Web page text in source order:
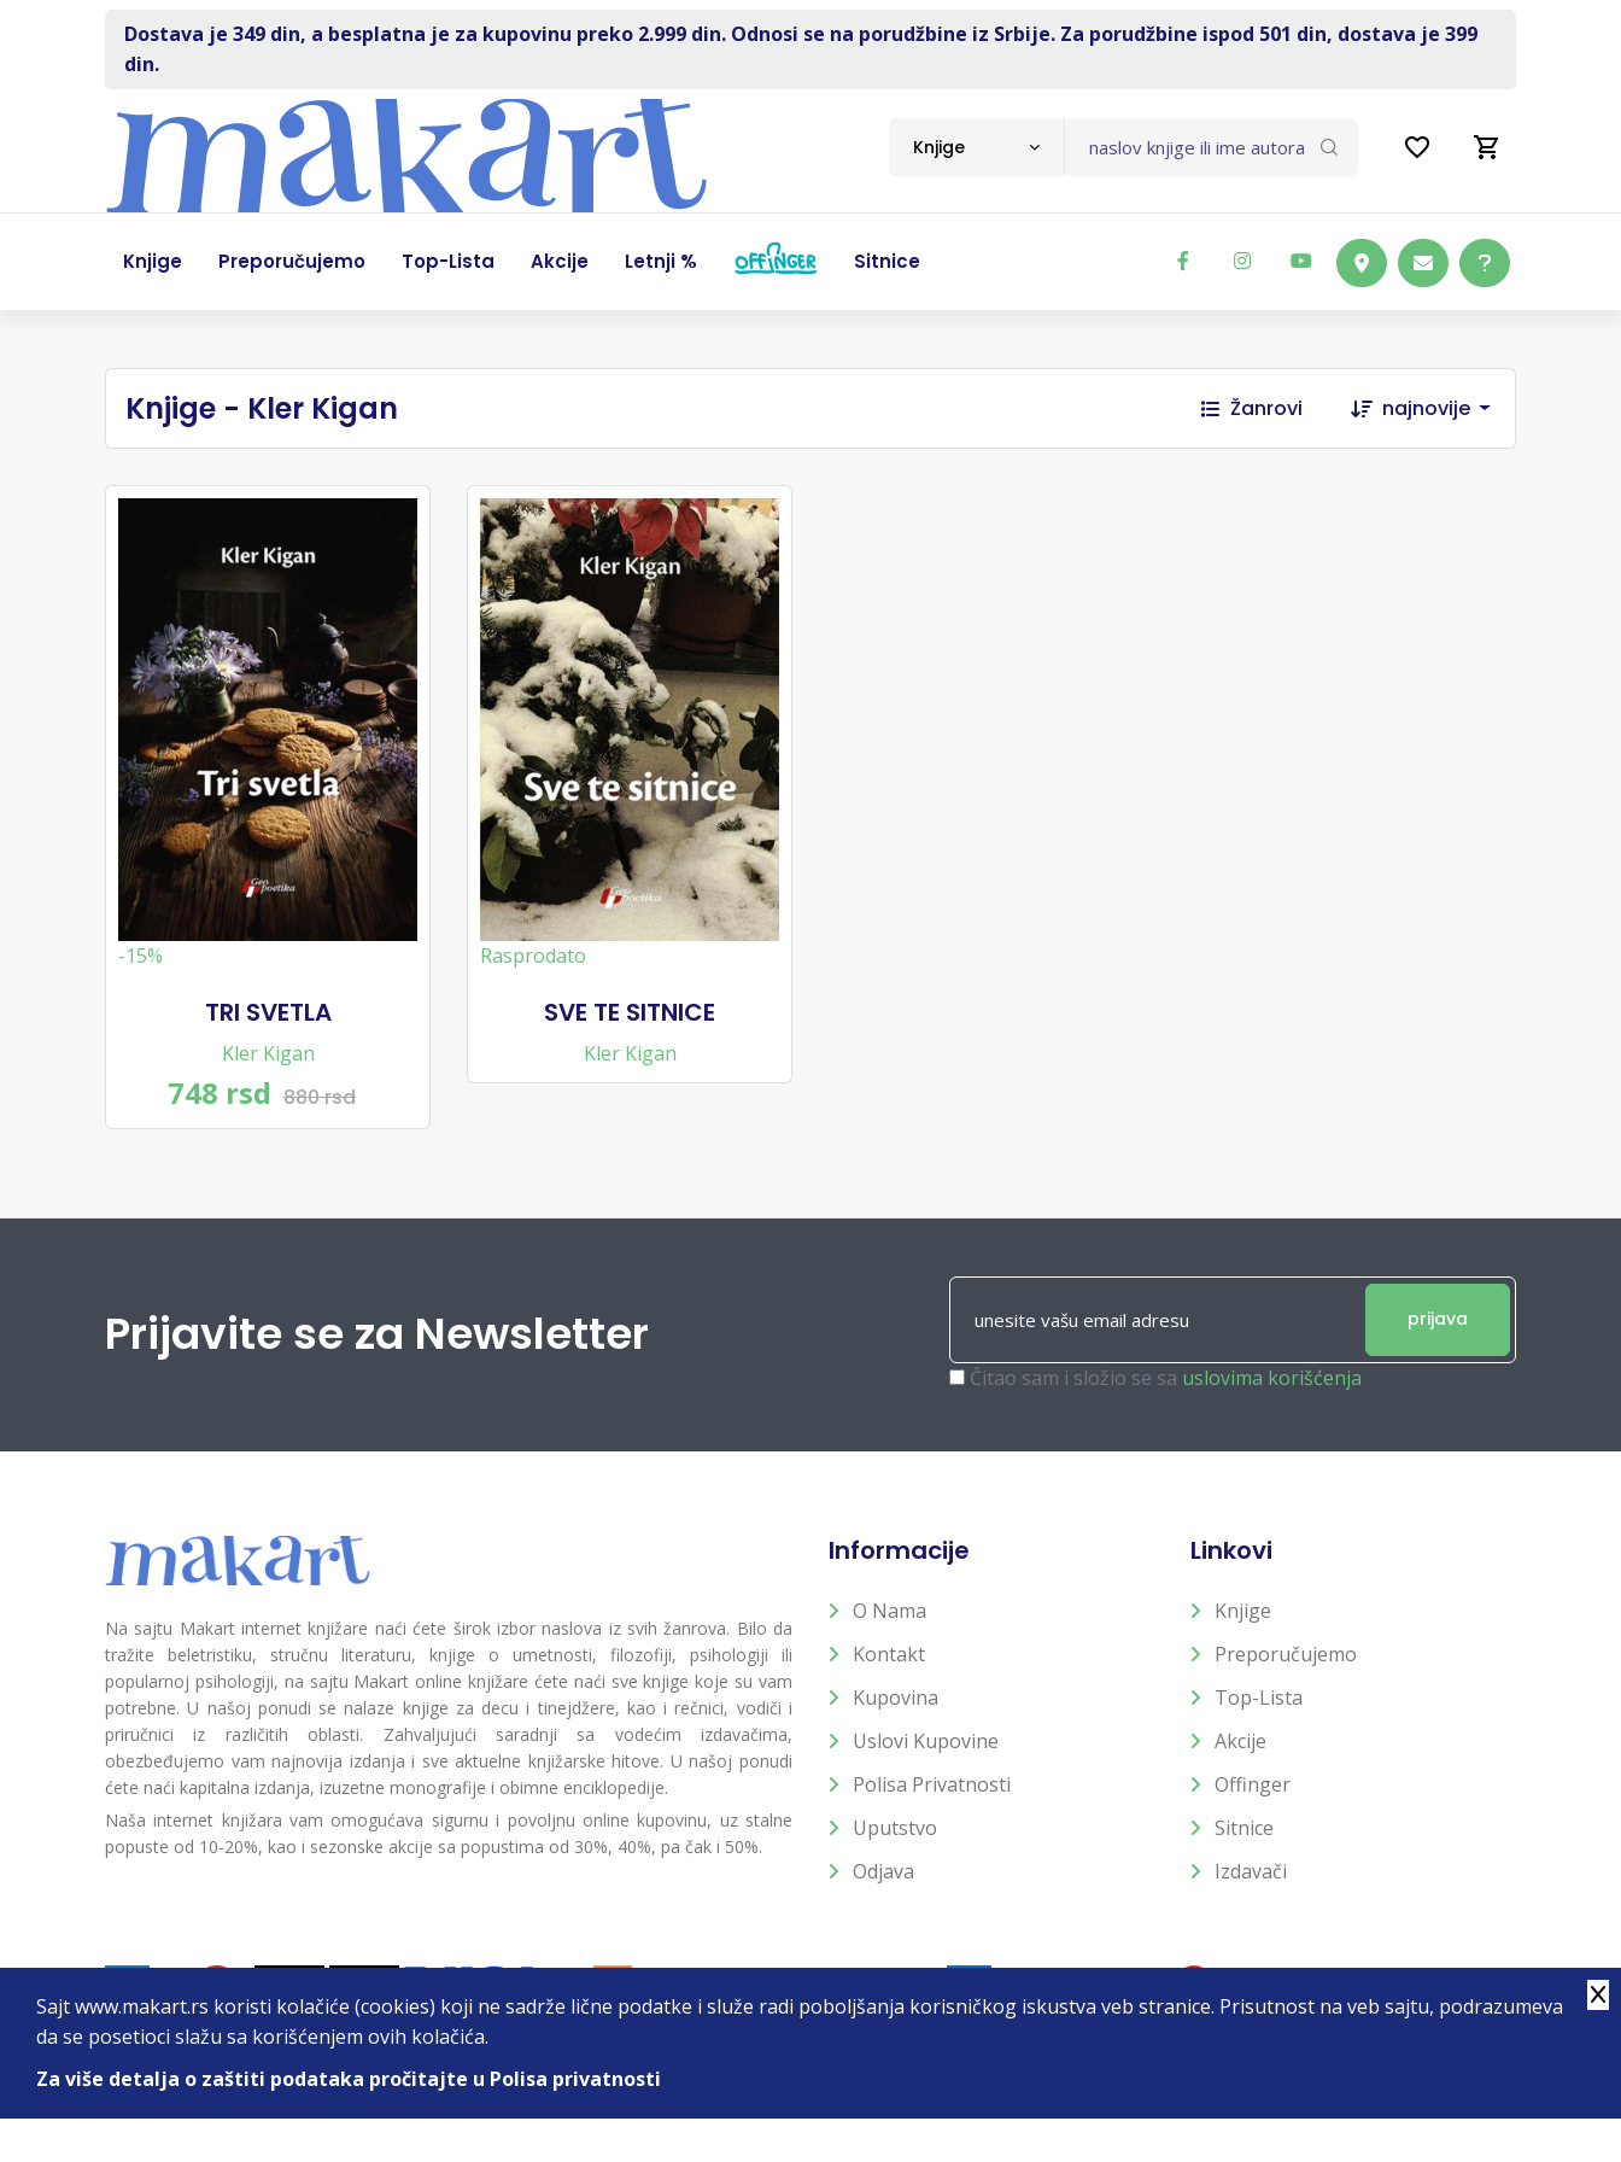
Sajt www.makart.rs koristi kolačiće (cookies) koji ne sadrže lične podatke i služe radi poboljšanja korisničkog iskustva veb stranice. Prisutnost na veb sajtu, podrazumeva
da se posetioci slažu sa korišćenjem ovih kolačića.
Za više detalja o zaštiti podataka pročitajte u Polisa privatnosti
Dostava je 349 din, a besplatna je za kupovinu preko 2.999 din. Odnosi se na porudžbine iz Srbije. Za porudžbine ispod 501 din, dostava je 399
din.
Knjige
Knjige Preporučujemo Top-Lista Akcije Letnji % Sitnice
Knjige - Kler Kigan Žanrovi najnovije
-15%
TRI SVETLA
Kler Kigan
748 rsd 880 rsd
Rasprodato
SVE TE SITNICE
Kler Kigan
Prijavite se za Newsletter prijava
Čitao sam i složio se sa uslovima korišćenja
Na sajtu Makart internet knjižare naći ćete širok izbor naslova iz svih žanrova. Bilo da
tražite beletristiku, stručnu literaturu, knjige o umetnosti, filozofiji, psihologiji ili
popularnoj psihologiji, na sajtu Makart online knjižare ćete naći sve knjige koje su vam
potrebne. U našoj ponudi se nalaze knjige za decu i tinejdžere, kao i rečnici, vodiči i
priručnici iz različitih oblasti. Zahvaljujući saradnji sa vodećim izdavačima,
obezbeđujemo vam najnovija izdanja i sve aktuelne knjižarske hitove. U našoj ponudi
ćete naći kapitalna izdanja, izuzetne monografije i obimne enciklopedije.
Naša internet knjižara vam omogućava sigurnu i povoljnu online kupovinu, uz stalne
popuste od 10-20%, kao i sezonske akcije sa popustima od 30%, 40%, pa čak i 50%.
Informacije
O Nama
Kontakt
Kupovina
Uslovi Kupovine
Polisa Privatnosti
Uputstvo
Odjava
Linkovi
Knjige
Preporučujemo
Top-Lista
Akcije
Offinger
Sitnice
Izdavači